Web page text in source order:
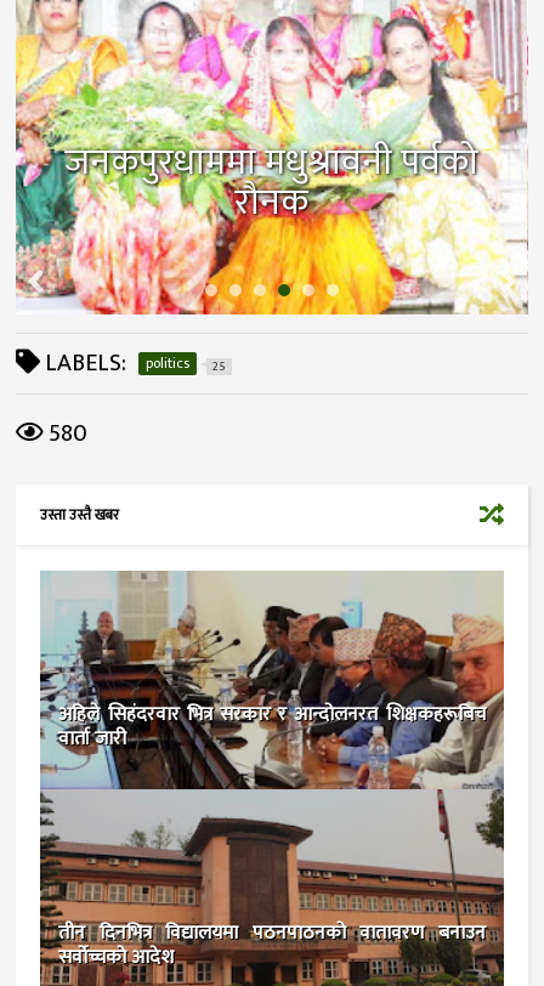
जनकपुरधाममा मधुश्रावनी पर्वको
रौनक
LABELS: politics 25
580
उस्ता उस्तै खबर
अहिले सिहंदरवार भित्र सरकार र आन्दोलनरत शिक्षकहरूबिच
वार्ता जारी
तीन दिनभित्र विद्यालयमा पठनपाठनको वातावरण बनाउन
सर्वोच्चको आदेश